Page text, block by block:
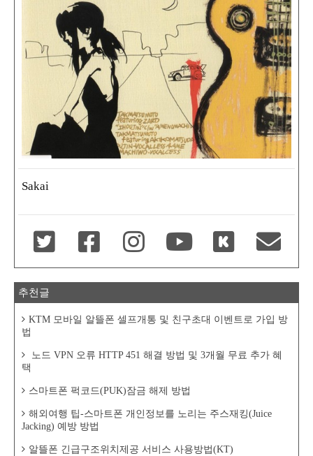
Sakai
추천글
KTM 모바일 알뜰폰 셀프개통 및 친구초대 이벤트로 가입 방
법
노드 VPN 오류 HTTP 451 해결 방법 및 3개월 무료 추가 혜
택
스마트폰 퍽코드(PUK)잠금 해제 방법
해외여행 팁-스마트폰 개인정보를 노리는 주스재킹(Juice
Jacking) 예방 방법
알뜰폰 긴급구조위치제공 서비스 사용방법(KT)